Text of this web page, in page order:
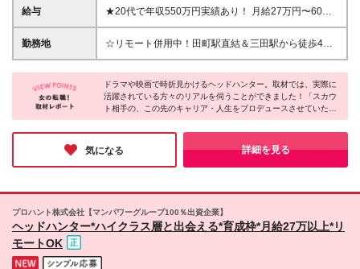
☆第二新卒・異業種出身者も歓迎 ◆基本的なPCスキ
す／ ★数字に対するこだわりと成長意欲がある方 ★
経営者層やハイクラス人材との関わりを通じて自己成
ルを管理して働きたい方 ★法人営業や接客・販売な
ど顧客折衝のご経験をお持ちの方
給与
★20代で年収550万円実績あり！ 月給27万円〜60万
円＋賞与年2回 ▽「日々の業務」＋「成約」を賞与で
フェアに還元！ ヘッドハンティングは、誰にでもす
に評価しています。 ◆日々の頑張りも評価 ┗「スカ
ウト」や「面談」などのステップも貢献度として評
価！焦らず取り組めます。 ◆成約もしっかり評価 ┗
ことはありません。 あなたのペースで出した成果
は、会社・個人の業績として適正に還元します！ ＝
せん） ※残業代は発生分を全額支給します
勤務地
☆リモート併用中！田町駅直結＆三田駅から徒歩4分
以内！ 《本社》東京都港区芝浦3-1-1 田町ステーショ
ンタワーN 30F ※転勤はありません ※(変更の範囲)な
し 《大人の余裕を育む田町・芝浦エリア》 オフィス
となる田町ステーションタワーは、田町駅から直結の
好立地。 エグゼクティブな方々と向き合う仕事だか
らこそ、 運河の風が吹き抜ける落ち着いた街の空気
は日々の頭をリフレッシュするのに最適です。 ラン
チタイムは併設されたホテルラウンジで一息つくな
ィナーや上質なショッピングも思いのまま。 オンと
オフ、どちらも妥協せずに自分を磨ける心地よいステ
ドラマや映画で時折見かけるヘッドハンター。取材では、実際に
活躍されている方々のリアルを伺うことができました！「スカウ
ト相手の、この先のキャリア・人生をプロデュースさせていただ
くような一面もあるんです」。そう語る現役メンバーの方の充実
感あふれる表情が、今でも忘れられません。「簡単には成果が出
せないからこそ、しっかり面倒を見ます！」とも語られており、
新しいキャリアを歩みたい方に一押しの企業さんです！
気になる 詳細を見る
プロハント株式会社【マンパワーグループ100％出資企業】
ヘッドハンター*ハイクラス層と出会える*育成枠*月給27万以上*リ
モートOK